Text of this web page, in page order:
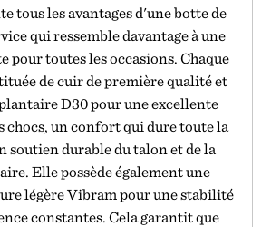
tous les avantages d'une botte de
qui ressemble davantage à une
pour toutes les occasions. Chaque
de cuir de première qualité et
D30 pour une excellente
chocs, un confort qui dure toute la
soutien durable du talon et de la
Elle possède également une
légère Vibram pour une stabilité
constantes. Cela garantit que